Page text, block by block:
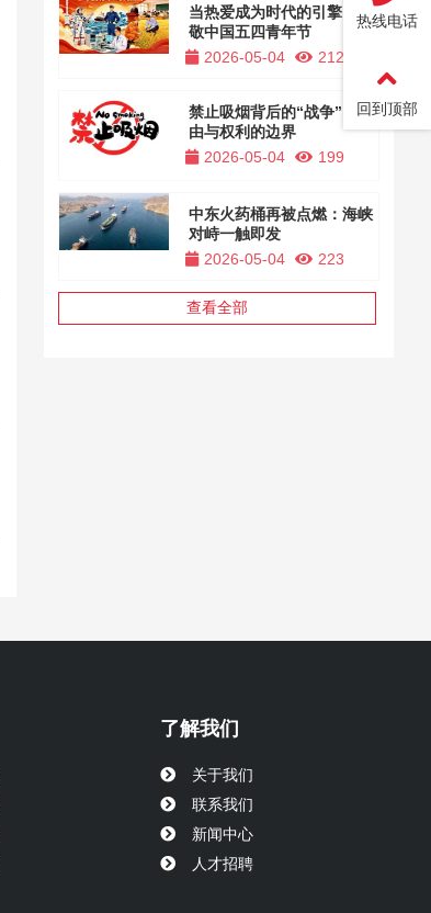
当热爱成为时代的引擎，致
敬中国五四青年节
2026-05-04
212
禁止吸烟背后的“战争”，自
由与权利的边界
2026-05-04
199
中东火药桶再被点燃：海峡
对峙一触即发
2026-05-04
223
查看全部
了解我们
关于我们
联系我们
新闻中心
人才招聘
热线电话
回到顶部